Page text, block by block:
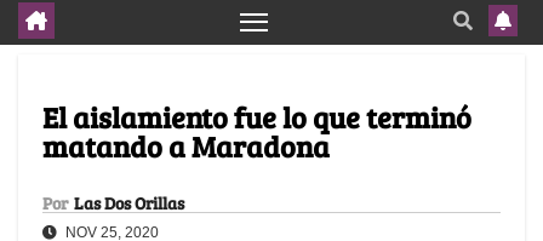
El aislamiento fue lo que terminó
matando a Maradona
Por Las Dos Orillas
NOV 25, 2020